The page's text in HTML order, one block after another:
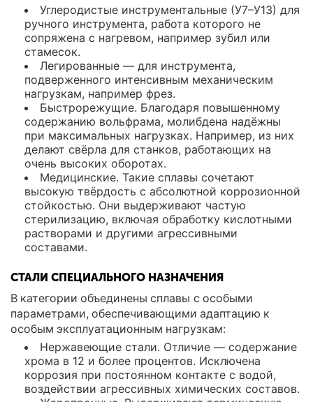
Углеродистые инструментальные (У7–У13) для
ручного инструмента, работа которого не
сопряжена с нагревом, например зубил или
стамесок.
Легированные — для инструмента,
подверженного интенсивным механическим
нагрузкам, например фрез.
Быстрорежущие. Благодаря повышенному
содержанию вольфрама, молибдена надёжны
при максимальных нагрузках. Например, из них
делают свёрла для станков, работающих на
очень высоких оборотах.
Медицинские. Такие сплавы сочетают
высокую твёрдость с абсолютной коррозионной
стойкостью. Они выдерживают частую
стерилизацию, включая обработку кислотными
растворами и другими агрессивными
составами.
СТАЛИ СПЕЦИАЛЬНОГО НАЗНАЧЕНИЯ
В категории объединены сплавы с особыми
параметрами, обеспечивающими адаптацию к
особым эксплуатационным нагрузкам:
Нержавеющие стали. Отличие — содержание
хрома в 12 и более процентов. Исключена
коррозия при постоянном контакте с водой,
воздействии агрессивных химических составов.